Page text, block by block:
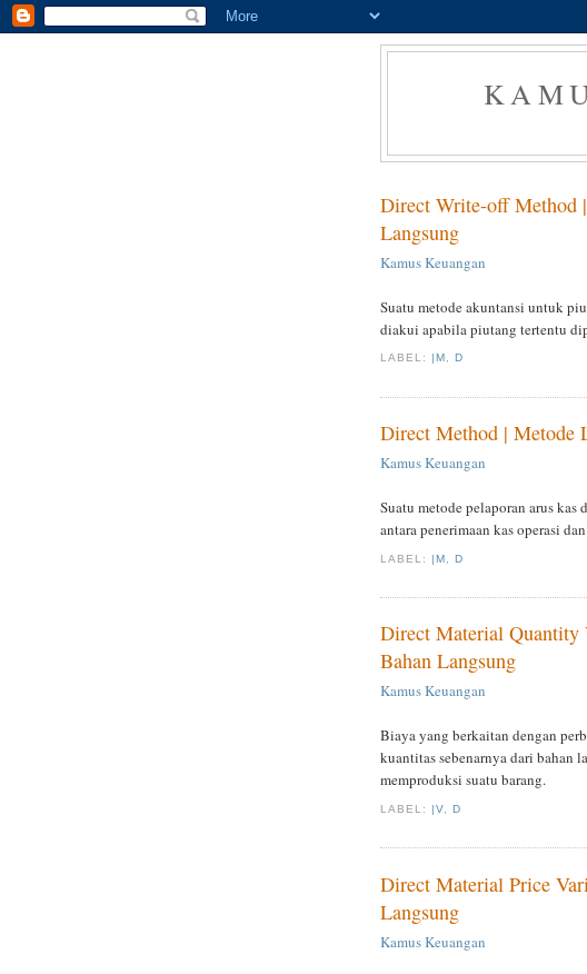
Direct Write-off Method
Langsung
Kamus Keuangan
Suatu metode akuntansi untuk
diakui apabila piutang tertentu
LABEL: |M , D
Direct Method | Metode
Kamus Keuangan
Suatu metode pelaporan arus kas
antara penerimaan kas operasi
LABEL: |M ,D
Direct Material Quantity
Bahan Langsung
Kamus Keuangan
Biaya yang berkaitan dengan
kuantitas sebenarnya dari bahan
memproduksi suatu barang.
LABEL: |V ,D
Direct Material Price
Langsung
Kamus Keuangan